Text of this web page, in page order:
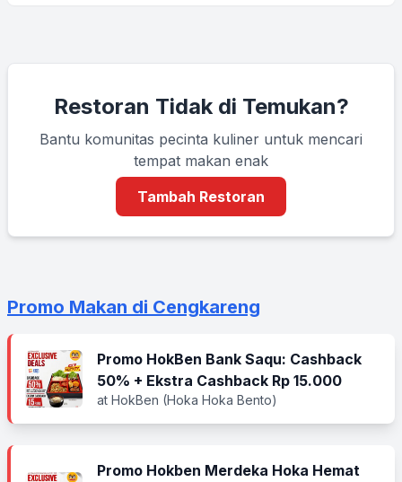
Restoran Tidak di Temukan?
Bantu komunitas pecinta kuliner untuk mencari
tempat makan enak
Tambah Restoran
Promo Makan di Cengkareng
Promo HokBen Bank Saqu: Cashback
50% + Ekstra Cashback Rp 15.000
at HokBen (Hoka Hoka Bento)
Promo Hokben Merdeka Hoka Hemat